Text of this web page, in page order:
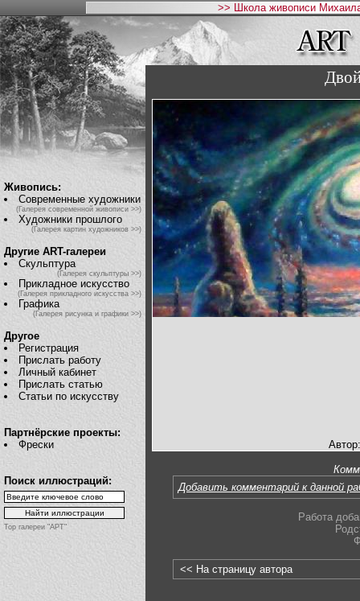
>> Школа живописи
Живопись:
Современные художники
(Галерея современной живописи >>)
Художники прошлого
(Галерея картин художников >>)
Другие ART-галереи
Скульптура
(Галерея скульптуры >>)
Прикладное искусство
(Галерея прикладного искусства >>)
Графика
(Галерея рисунка и графики >>)
Другое
Регистрация
Прислать работу
Личный кабинет
Прислать статью
Статьи по искусству
Партнёрские проекты:
Фрески
Поиск иллюстраций:
Top галереи "АРТ"
Добавить комментарий к данной
Работа
<< На страницу автора